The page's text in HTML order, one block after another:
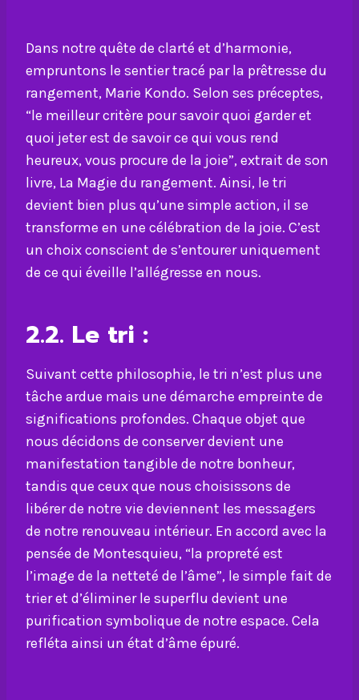
Dans notre quête de clarté et d’harmonie,
empruntons le sentier tracé par la prêtresse du
rangement, Marie Kondo. Selon ses préceptes,
“le meilleur critère pour savoir quoi garder et
quoi jeter est de savoir ce qui vous rend
heureux, vous procure de la joie”, extrait de son
livre, La Magie du rangement. Ainsi, le tri
devient bien plus qu’une simple action, il se
transforme en une célébration de la joie. C’est
un choix conscient de s’entourer uniquement
de ce qui éveille l’allégresse en nous.
2.2. Le tri :
Suivant cette philosophie, le tri n’est plus une
tâche ardue mais une démarche empreinte de
significations profondes. Chaque objet que
nous décidons de conserver devient une
manifestation tangible de notre bonheur,
tandis que ceux que nous choisissons de
libérer de notre vie deviennent les messagers
de notre renouveau intérieur. En accord avec la
pensée de Montesquieu, “la propreté est
l’image de la netteté de l’âme”, le simple fait de
trier et d’éliminer le superflu devient une
purification symbolique de notre espace. Cela
refléta ainsi un état d’âme épuré.